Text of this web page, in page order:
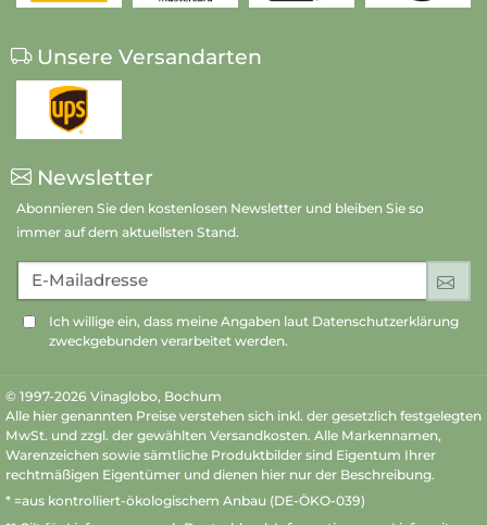
Unsere Versandarten
Newsletter
Abonnieren Sie den kostenlosen Newsletter und bleiben Sie so
immer auf dem aktuellsten Stand.
E-Mailadresse
Ich willige ein, dass meine Angaben laut Datenschutzerklärung
zweckgebunden verarbeitet werden.
© 1997-2026 Vinaglobo, Bochum
Alle hier genannten Preise verstehen sich inkl. der gesetzlich festgelegten
MwSt. und zzgl. der gewählten Versandkosten. Alle Markennamen,
Warenzeichen sowie sämtliche Produktbilder sind Eigentum Ihrer
rechtmäßigen Eigentümer und dienen hier nur der Beschreibung.
* =aus kontrolliert-ökologischem Anbau (DE-ÖKO-039)